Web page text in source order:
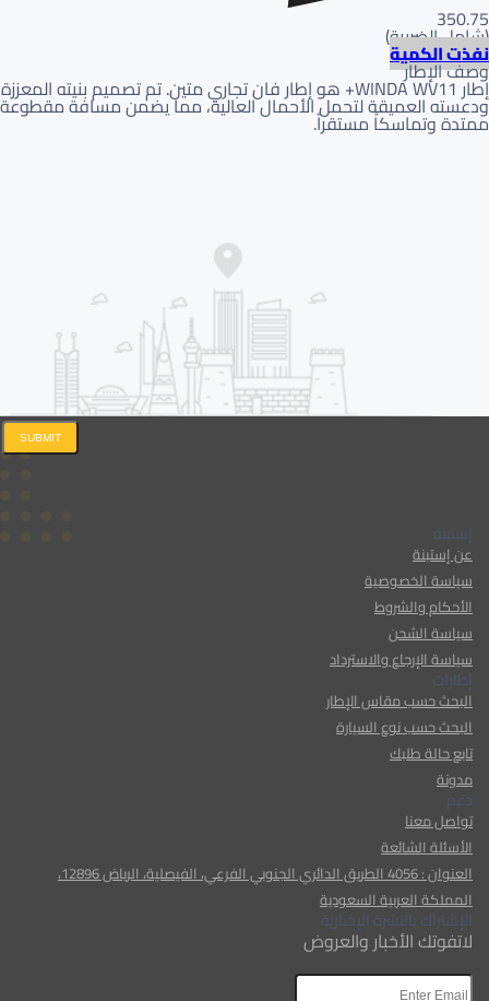
350.75
(شامل الضريبة)
نفذت الكمية
وصف الإطار
إطار WINDA WV11+ هو إطار فان تجاري متين. تم تصميم بنيته المعززة
ودعسته العميقة لتحمل الأحمال العالية، مما يضمن مسافة مقطوعة
ممتدة وتماسكاً مستقراً.
إستبنة
عن إستبنة
سياسة الخصوصية
الأحكام والشروط
سياسة الشحن
سياسة الإرجاع والاسترداد
إطارات
البحث حسب مقاس الإطار
البحث حسب نوع السيارة
تابع حالة طلبك
مدونة
دعم
تواصل معنا
الأسئلة الشائعة
العنوان : 4056 الطريق الدائري الجنوبي الفرعي، الفيصلية، الرياض 12896،
المملكة العربية السعودية
الإشتراك بالنشرة الإخبارية
لاتفوتك الأخبار والعروض
SUBMIT